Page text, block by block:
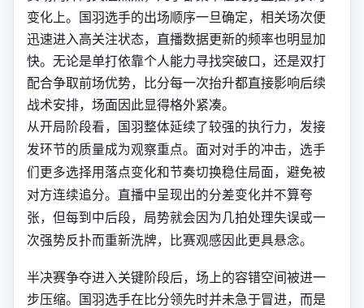
变化上。国羽选手的出场顺序一旦确定，相关场次便
迅速进入高关注状态，直播数据更新的频率也明显加
快。无论是单打依靠个人能力寻找突破口，还是双打
配合争取前场优势，比分每一次抬升都直接影响后续
战术安排，场面因此显得格外紧凑。
从开局阶段看，国羽整体延续了较强的执行力，发接
发环节的质量成为观察重点。面对对手的冲击，选手
们更多选择用落点变化和节奏切换稳住局面，避免被
对方连续追分。直播中呈现出的分差变化并不算夸
张，但每到中后段，局势就会因为几拍处理失误或一
次强势反扑而重新洗牌，比赛观感因此更具悬念。
半决赛争夺进入关键阶段后，场上的容错空间被进一
步压缩。国羽选手在比分领先时并未急于冒进，而是